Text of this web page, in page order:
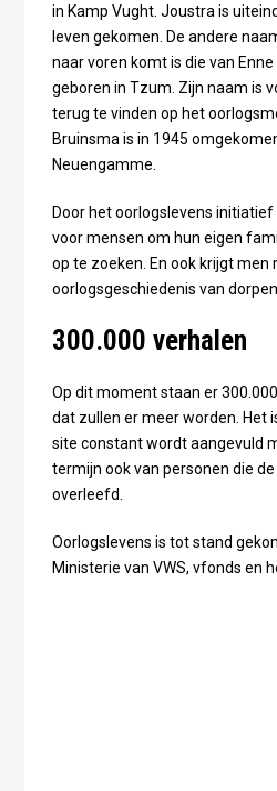
in Kamp Vught. Joustra is
leven gekomen. De andere
naar voren komt is die van
geboren in Tzum. Zijn naam is
terug te vinden op het
Bruinsma is in 1945
Neuengamme.
Door het oorlogslevens
voor mensen om hun eigen
op te zoeken. En ook krijgt men
oorlogsgeschiedenis van
300.000 verhalen
Op dit moment staan er
dat zullen er meer worden. Het
site constant wordt aangevuld
termijn ook van personen die
overleefd.
Oorlogslevens is tot stand
Ministerie van VWS, vfonds en